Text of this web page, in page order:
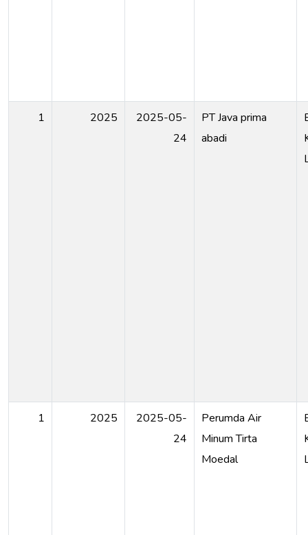
1 2025
2025-05-
24
PT Java prima
abadi
1 2025
2025-05-
24
Perumda Air
Minum Tirta
Moedal